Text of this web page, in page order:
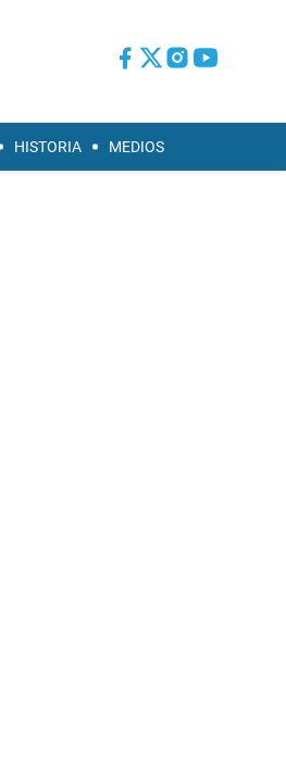
HISTORIA MEDIOS